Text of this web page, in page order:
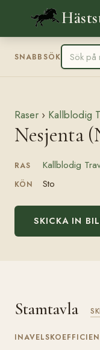
SNABBSÖK
Raser › Kallblodig
Nesjenta
RAS Kallblodig
KÖN Sto
SKICKA IN
Stamtavla